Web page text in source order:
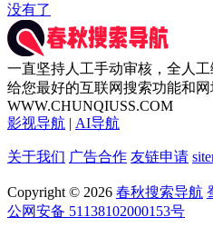
没有了
一直坚持人工手动审核，全人
给您最好的互联网搜索功能和网
WWW.CHUNQIUSS.COM
影视导航 | AI导航
关于我们 广告合作 友链申请
Copyright © 2026 春秋搜索导航
公网安备 51138102000153号